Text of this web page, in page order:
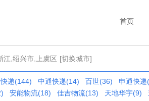
首页
江,绍兴市,上虞区 [切换城市]
递(144) 中通快递(14) 百世(36)
申通快递
安能物流(18) 佳吉物流(13) 天地华宇(9)